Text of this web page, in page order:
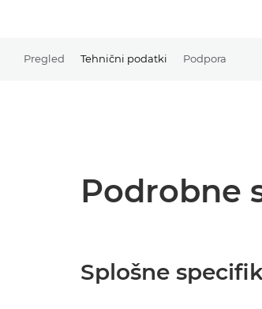
Pregled Tehnični podatki Podpora
Podrobne
Splošne